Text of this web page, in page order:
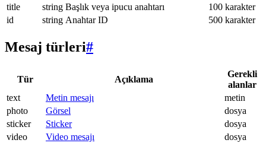
title
string Başlık veya ipucu anahtarı
100 karakter
id
string Anahtar ID 500 karakter
Mesaj türleri#
Tür Açıklama
Gerekli
alanlar
text
Metin mesajı
metin
photo
Görsel
dosya
sticker
Sticker
dosya
video
Video mesajı
dosya